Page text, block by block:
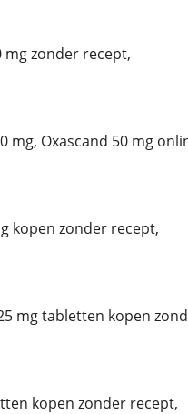
mg zonder recept,
mg, Oxascand 50 mg
kopen zonder recept,
mg tabletten kopen
kopen zonder recept,